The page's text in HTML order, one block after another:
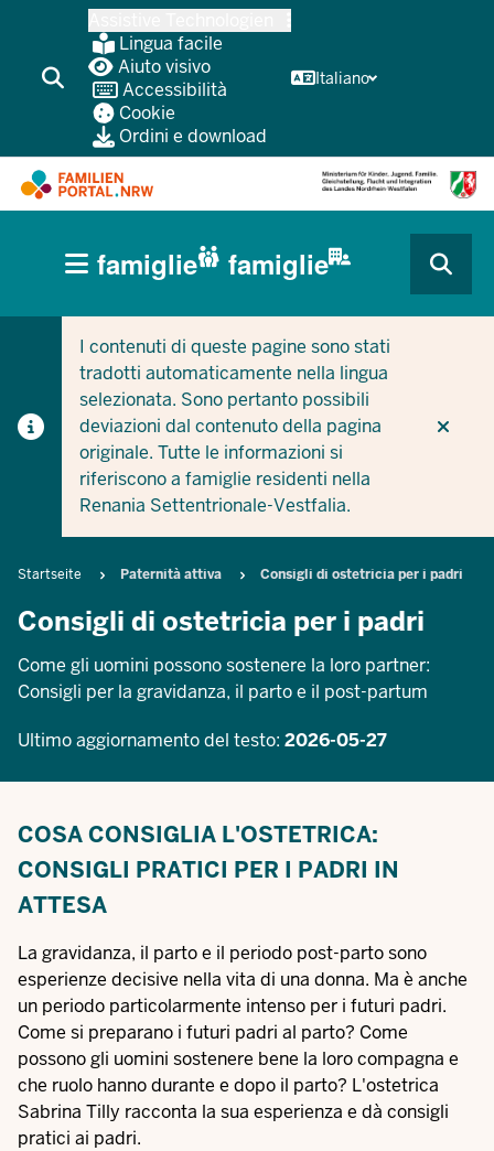
contenuto
principale
Lingua facile
Aiuto visivo
Accessibilità
Cookie
Ordini e download
Italiano
CURRENT SECTION PER LE AZIENDE/COMUNI
CURRENT SECTION PER LE FAMIGLIE
HAUPTNAVIGATION
(BÜRGERBEREICH
famiglie famiglie
I contenuti di queste pagine sono stati
tradotti automaticamente nella lingua
selezionata. Sono pertanto possibili
deviazioni dal contenuto della pagina
originale. Tutte le informazioni si
riferiscono a famiglie residenti nella
Renania Settentrionale-Vestfalia.
Breadcrumb
Startseite Paternità attiva Consigli di ostetricia per i padri
Consigli di ostetricia per i padri
Come gli uomini possono sostenere la loro partner:
Consigli per la gravidanza, il parto e il post-partum
Ultimo aggiornamento del testo: 2026-05-27
COSA CONSIGLIA L'OSTETRICA:
CONSIGLI PRATICI PER I PADRI IN
ATTESA
La gravidanza, il parto e il periodo post-parto sono
esperienze decisive nella vita di una donna. Ma è anche
un periodo particolarmente intenso per i futuri padri.
Come si preparano i futuri padri al parto? Come
possono gli uomini sostenere bene la loro compagna e
che ruolo hanno durante e dopo il parto? L'ostetrica
Sabrina Tilly racconta la sua esperienza e dà consigli
pratici ai padri.